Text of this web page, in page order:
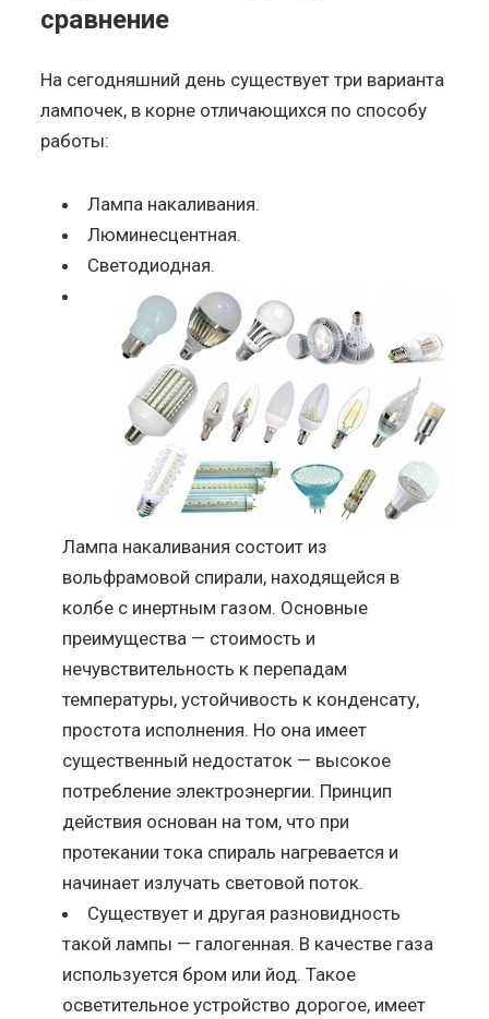
сравнение
На сегодняшний день существует три варианта
лампочек, в корне отличающихся по способу
работы:
Лампа накаливания.
Люминесцентная.
Светодиодная.
Лампа накаливания состоит из
вольфрамовой спирали, находящейся в
колбе с инертным газом. Основные
преимущества — стоимость и
нечувствительность к перепадам
температуры, устойчивость к конденсату,
простота исполнения. Но она имеет
существенный недостаток — высокое
потребление электроэнергии. Принцип
действия основан на том, что при
протекании тока спираль нагревается и
начинает излучать световой поток.
Существует и другая разновидность
такой лампы — галогенная. В качестве газа
используется бром или йод. Такое
осветительное устройство дорогое, имеет